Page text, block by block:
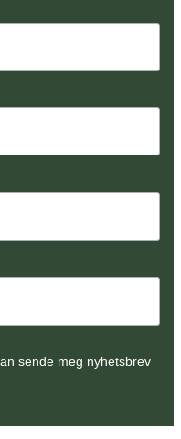
sende meg nyhetsbrev